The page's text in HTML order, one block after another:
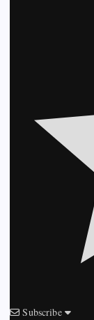
Subscribe